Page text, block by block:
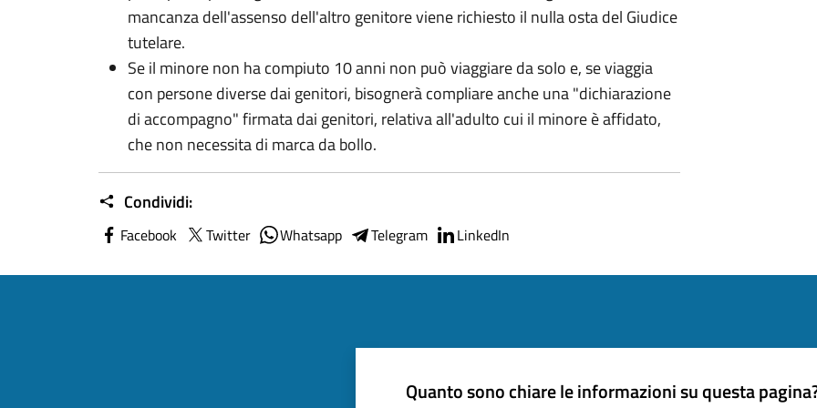
mancanza dell'assenso dell'altro genitore viene richiesto il nulla osta del Giudice
tutelare.
Se il minore non ha compiuto 10 anni non può viaggiare da solo e, se viaggia
con persone diverse dai genitori, bisognerà compliare anche una "dichiarazione
di accompagno" firmata dai genitori, relativa all'adulto cui il minore è affidato,
che non necessita di marca da bollo.
Condividi:
Facebook Twitter Whatsapp Telegram LinkedIn
Quanto sono chiare le informazioni su questa